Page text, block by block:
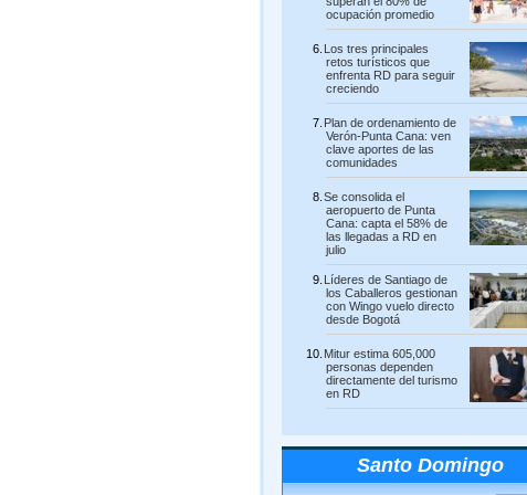
ocupación promedio
Los tres principales
retos turísticos que
enfrenta RD para seguir
creciendo
Plan de ordenamiento de
Verón-Punta Cana: ven
clave aportes de las
comunidades
Se consolida el
aeropuerto de Punta
Cana: capta el 58% de
las llegadas a RD en
julio
Líderes de Santiago de
los Caballeros gestionan
con Wingo vuelo directo
desde Bogotá
Mitur estima 605,000
personas dependen
directamente del turismo
en RD
Santo Domingo